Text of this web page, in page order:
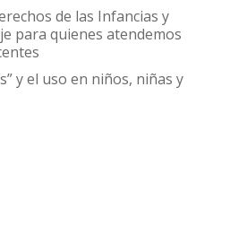
de las Infancias y
para quienes atendemos
y el uso en niños, niñas y